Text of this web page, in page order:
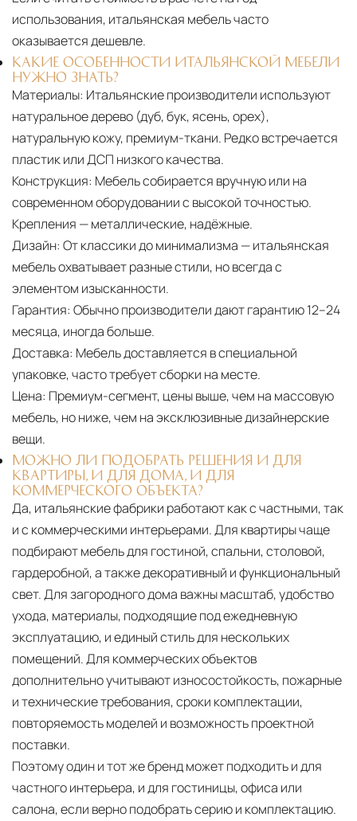
использования, итальянская мебель часто
оказывается дешевле.
КАКИЕ ОСОБЕННОСТИ ИТАЛЬЯНСКОЙ МЕБЕЛИ
НУЖНО ЗНАТЬ?
Материалы: Итальянские производители используют
натуральное дерево (дуб, бук, ясень, орех),
натуральную кожу, премиум-ткани. Редко встречается
пластик или ДСП низкого качества.
Конструкция: Мебель собирается вручную или на
современном оборудовании с высокой точностью.
Крепления — металлические, надёжные.
Дизайн: От классики до минимализма — итальянская
мебель охватывает разные стили, но всегда с
элементом изысканности.
Гарантия: Обычно производители дают гарантию 12–24
месяца, иногда больше.
Доставка: Мебель доставляется в специальной
упаковке, часто требует сборки на месте.
Цена: Премиум-сегмент, цены выше, чем на массовую
мебель, но ниже, чем на эксклюзивные дизайнерские
вещи.
МОЖНО ЛИ ПОДОБРАТЬ РЕШЕНИЯ И ДЛЯ
КВАРТИРЫ, И ДЛЯ ДОМА, И ДЛЯ
КОММЕРЧЕСКОГО ОБЪЕКТА?
Да, итальянские фабрики работают как с частными, так
и с коммерческими интерьерами. Для квартиры чаще
подбирают мебель для гостиной, спальни, столовой,
гардеробной, а также декоративный и функциональный
свет. Для загородного дома важны масштаб, удобство
ухода, материалы, подходящие под ежедневную
эксплуатацию, и единый стиль для нескольких
помещений. Для коммерческих объектов
дополнительно учитывают износостойкость, пожарные
и технические требования, сроки комплектации,
повторяемость моделей и возможность проектной
поставки.
Поэтому один и тот же бренд может подходить и для
частного интерьера, и для гостиницы, офиса или
салона, если верно подобрать серию и комплектацию.